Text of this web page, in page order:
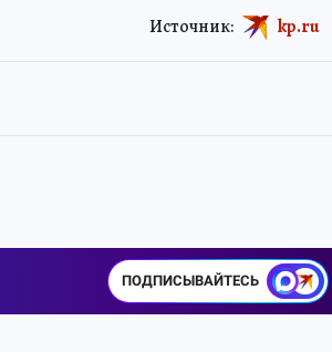
Источник: kp.ru
ПОДПИСЫВАЙТЕСЬ